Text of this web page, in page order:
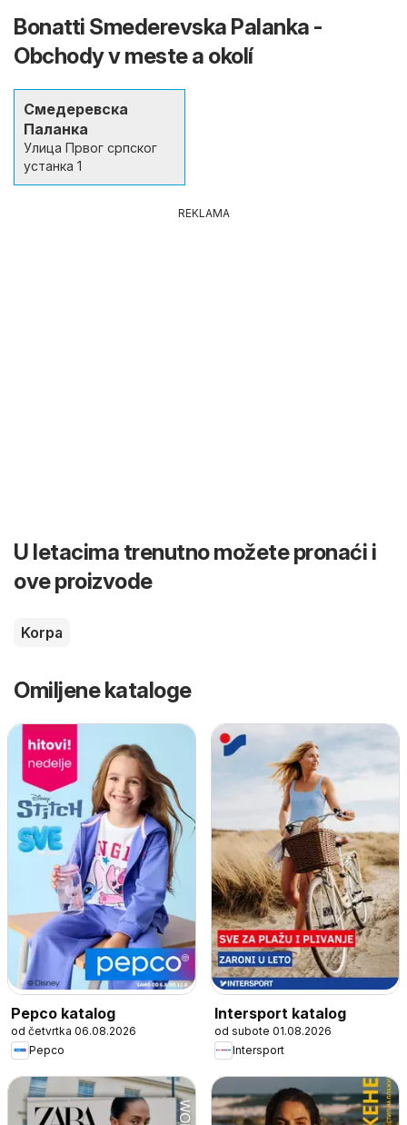
Bonatti Smederevska Palanka -
Obchody v meste a okolí
Смедеревска
Паланка
Улица Првог српског
устанка 1
REKLAMA
U letacima trenutno možete pronaći i
ove proizvode
Korpa
Omiljene kataloge
Pepco katalog
od četvrtka 06.08.2026
Pepco
Intersport katalog
od subote 01.08.2026
Intersport